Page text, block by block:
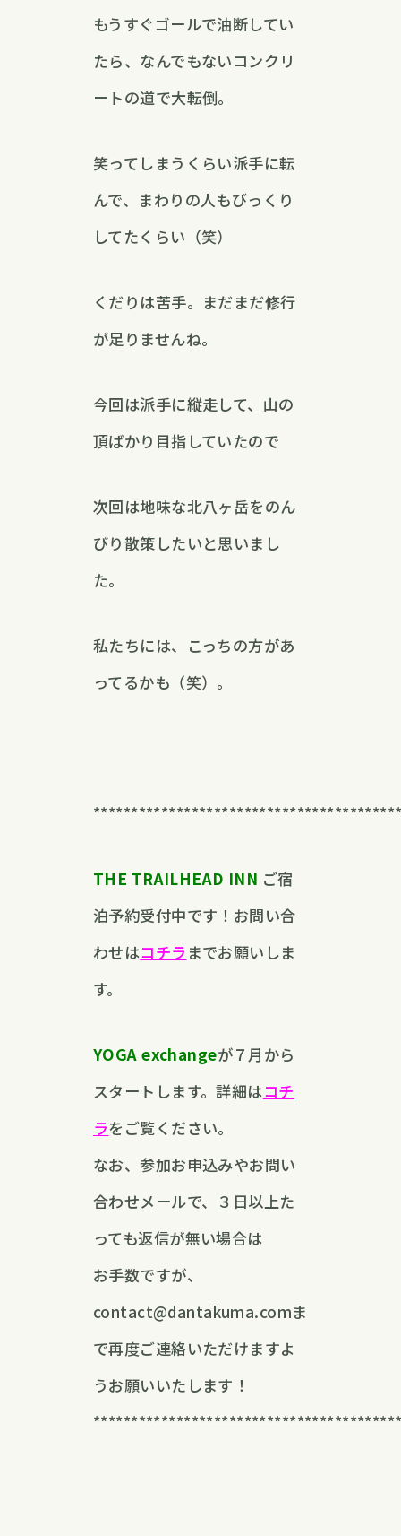
もうすぐゴールで油断してい
たら、なんでもないコンクリ
ートの道で大転倒。
笑ってしまうくらい派手に転
んで、まわりの人もびっくり
してたくらい（笑）
くだりは苦手。まだまだ修行
が足りませんね。
今回は派手に縦走して、山の
頂ばかり目指していたので
次回は地味な北八ヶ岳をのん
びり散策したいと思いまし
た。
私たちには、こっちの方があ
ってるかも（笑）。
THE TRAILHEAD INN ご宿
泊予約受付中です！お問い合
わせはコチラ までお願いしま
す。
YOGA exchangeが７月から
スタートします。詳細はコチ
ラをご覧ください。
なお、参加お申込みやお問い
合わせメールで、３日以上た
っても返信が無い場合は
お手数ですが、
contact@dantakuma.comま
で再度ご連絡いただけますよ
うお願いいたします！